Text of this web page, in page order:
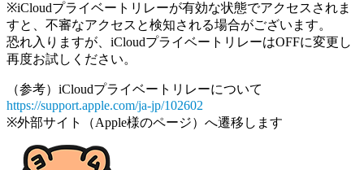
※iCloudプライベートリレーが有効な状態でアクセスされま
すと、不審なアクセスと検知される場合がございます。
恐れ入りますが、iCloudプライベートリレーはOFFに変更し
再度お試しください。
（参考）iCloudプライベートリレーについて
https://support.apple.com/ja-jp/102602
※外部サイト（Apple様のページ）へ遷移します